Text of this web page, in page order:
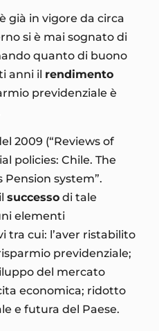
già in vigore da circa
si è mai sognato di
quanto di buono
anni il rendimento
previdenziale è
2009 (“Reviews of
policies: Chile. The
Pension system”.
successo di tale
elementi
tra cui: l’aver ristabilito
previdenziale;
del mercato
economica; ridotto
e futura del Paese.